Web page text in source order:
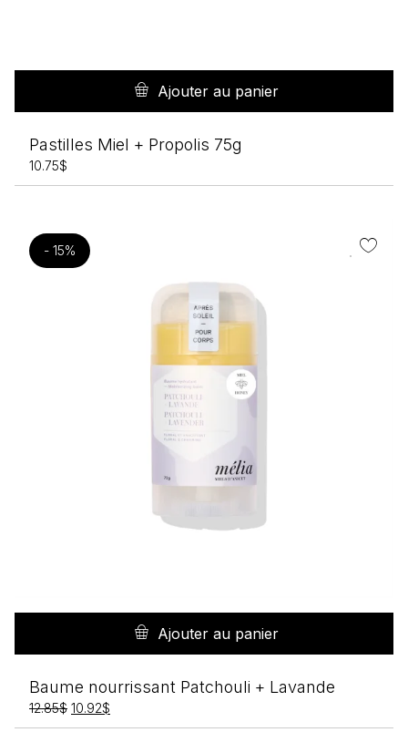
Ajouter au panier
Pastilles Miel + Propolis 75g
10.75$
- 15%
Ajouter au panier
Baume nourrissant Patchouli + Lavande
12.85$ Le
prix
10.92$
prix